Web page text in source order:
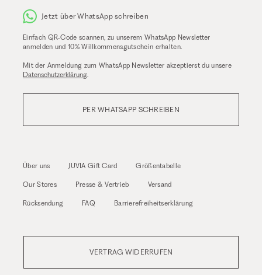
Jetzt über WhatsApp schreiben
Einfach QR-Code scannen, zu unserem WhatsApp Newsletter
anmelden und 10% Willkommensgutschein erhalten.
Mit der Anmeldung zum WhatsApp Newsletter akzeptierst du unsere
Datenschutzerklärung
PER WHATSAPP SCHREIBEN
Über uns JUVIA Gift Card Größentabelle
Our Stores Presse & Vertrieb Versand
Rücksendung FAQ Barrierefreiheitserklärung
VERTRAG WIDERRUFEN